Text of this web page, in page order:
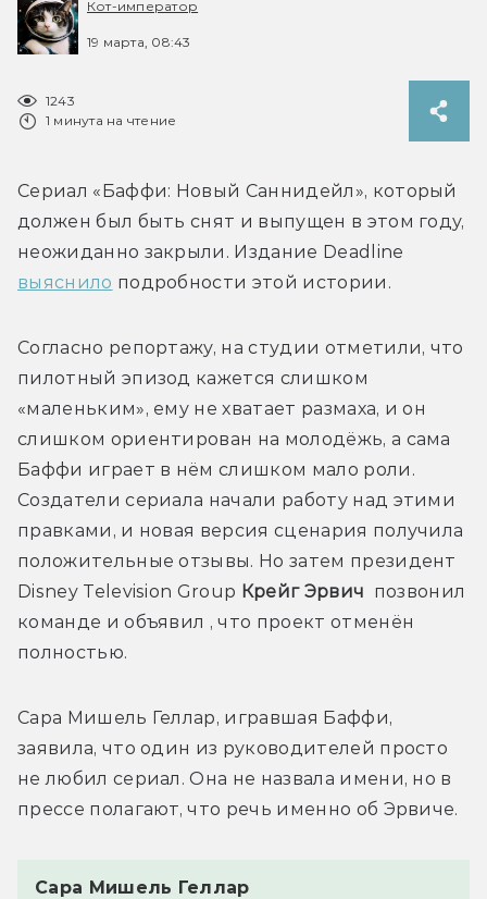
Кот-император
19 марта, 08:43
1243
1 минута на чтение
Сериал «Баффи: Новый Саннидейл», который
должен был быть снят и выпущен в этом году,
выяснило
Согласно репортажу, на студии отметили, что
пилотный эпизод кажется слишком
«маленьким», ему не хватает размаха, и он
слишком ориентирован на молодёжь, а сама
Баффи играет в нём слишком мало роли.
Создатели сериала начали работу над этими
правками, и новая версия сценария получила
положительные отзывы. Но затем президент
Disney Television Group Крейг Эрвич
  позвонил
команде и объявил , что проект отменён
Сара Мишель Геллар, игравшая Баффи,
заявила, что один из руководителей просто
не любил сериал. Она не назвала имени, но в
Сара Мишель Геллар